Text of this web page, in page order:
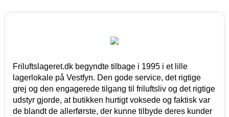
Friluftslageret.dk begyndte tilbage i 1995 i et lille
lagerlokale på Vestfyn. Den gode service, det rigtige
grej og den engagerede tilgang til friluftsliv og det rigtige
udstyr gjorde, at butikken hurtigt voksede og faktisk var
de blandt de allerførste, der kunne tilbyde deres kunder